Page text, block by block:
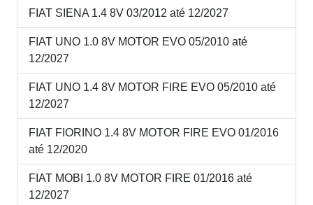
FIAT SIENA 1.4 8V 03/2012 até 12/2027
FIAT UNO 1.0 8V MOTOR EVO 05/2010 até
12/2027
FIAT UNO 1.4 8V MOTOR FIRE EVO 05/2010 até
12/2027
FIAT FIORINO 1.4 8V MOTOR FIRE EVO 01/2016
até 12/2020
FIAT MOBI 1.0 8V MOTOR FIRE 01/2016 até
12/2027